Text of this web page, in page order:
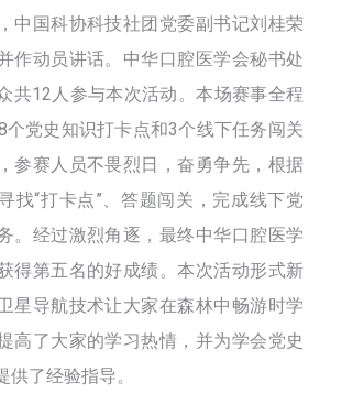
中国科协科技社团党委副书记刘桂荣
作动员讲话。中华口腔医学会秘书处
共12人参与本次活动。本场赛事全程
个党史知识打卡点和3个线下任务闯关
参赛人员不畏烈日，奋勇争先，根据
找“打卡点”、答题闯关，完成线下党
。经过激烈角逐，最终中华口腔医学
得第五名的好成绩。本次活动形式新
星导航技术让大家在森林中畅游时学
高了大家的学习热情，并为学会党史
了经验指导。